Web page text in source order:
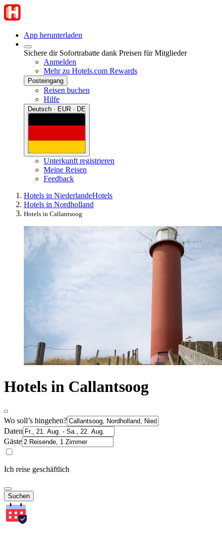
App herunterladen
Sichere dir Sofortrabatte dank Preisen für Mitglieder
Anmelden
Mehr zu Hotels.com Rewards
Posteingang
Reisen buchen
Hilfe
Deutsch · EUR · DE
Unterkunft registrieren
Meine Reisen
Feedback
Hotels in NiederlandeHotels
Hotels in Nordholland
Hotels in Callantsoog
Hotels in Callantsoog
Wo soll’s hingehen?
Daten
Gäste
Ich reise geschäftlich
Suchen